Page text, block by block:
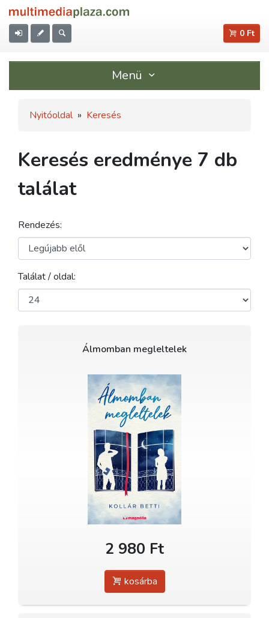
0 Ft
Menü
Nyitóoldal » Keresés
Keresés eredménye 7 db
találat
Rendezés:
Találat / oldal:
Álmomban megleltelek
2 980 Ft
kosárba